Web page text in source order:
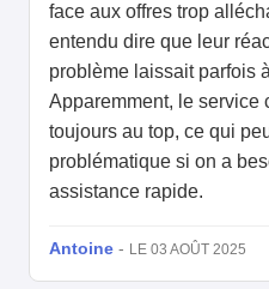
face aux offres trop
entendu dire que leur
problème laissait parfois
Apparemment, le service
toujours au top, ce qui
problématique si on a
assistance rapide.
Antoine - LE 03 AOÛT 2025